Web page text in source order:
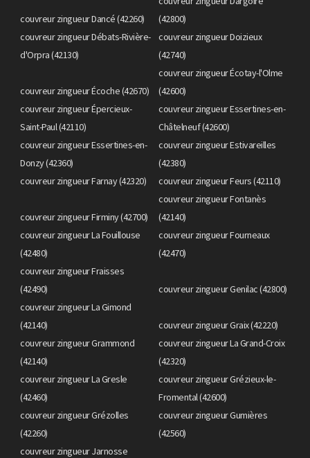
couvreur zingueur Dancé (42260)
(42800)
couvreur zingueur Débats-Rivière-
d'Orpra (42130)
couvreur zingueur Doizieux
(42740)
couvreur zingueur Écoche (42670)
couvreur zingueur Écotay-l'Olme
(42600)
couvreur zingueur Épercieux-
Saint-Paul (42110)
couvreur zingueur Essertines-en-
Châtelneuf (42600)
couvreur zingueur Essertines-en-
Donzy (42360)
couvreur zingueur Estivareilles
(42380)
couvreur zingueur Farnay (42320)
couvreur zingueur Feurs (42110)
couvreur zingueur Firminy (42700)
couvreur zingueur Fontanès
(42140)
couvreur zingueur La Fouillouse
(42480)
couvreur zingueur Fourneaux
(42470)
couvreur zingueur Fraisses
(42490)
couvreur zingueur Genilac (42800)
couvreur zingueur La Gimond
(42140)
couvreur zingueur Graix (42220)
couvreur zingueur Grammond
(42140)
couvreur zingueur La Grand-Croix
(42320)
couvreur zingueur La Gresle
(42460)
couvreur zingueur Grézieux-le-
Fromental (42600)
couvreur zingueur Grézolles
(42260)
couvreur zingueur Gumières
(42560)
couvreur zingueur Jarnosse